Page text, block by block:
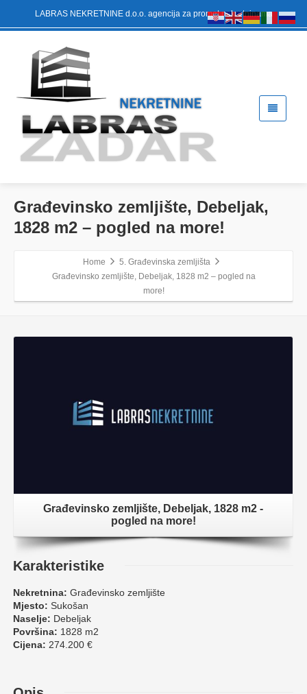
LABRAS NEKRETNINE d.o.o. agencija za promet nekretninama
Građevinsko zemljište, Debeljak,
1828 m2 – pogled na more!
Home
5. Građevinska zemljišta
Građevinsko zemljište, Debeljak, 1828 m2 – pogled na
more!
Građevinsko zemljište, Debeljak, 1828 m2 -
pogled na more!
Karakteristike
Nekretnina: Građevinsko zemljište
Mjesto: Sukošan
Naselje: Debeljak
Površina: 1828 m2
Cijena: 274.200 €